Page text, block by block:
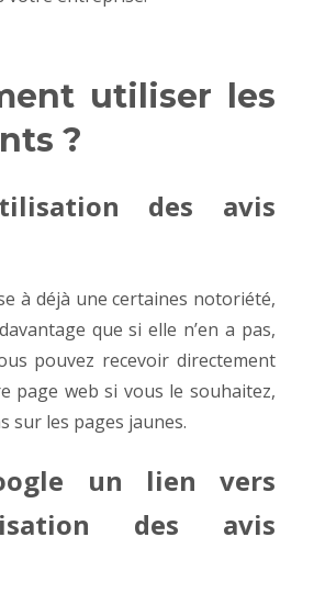
utiliser les
?
des avis
à déjà une certaines notoriété,
que si elle n’en a pas,
pouvez recevoir directement
page web si vous le souhaitez,
sur les pages jaunes.
un lien vers
des avis